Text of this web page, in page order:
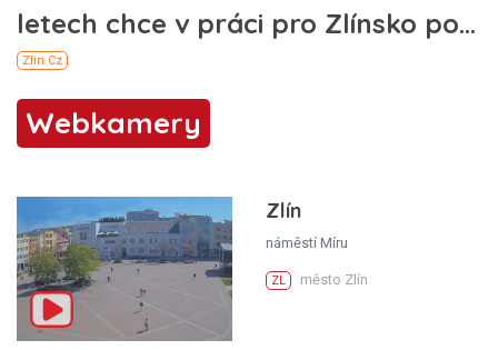
Webkamery
Zlín
náměstí Míru
ZL město Zlín